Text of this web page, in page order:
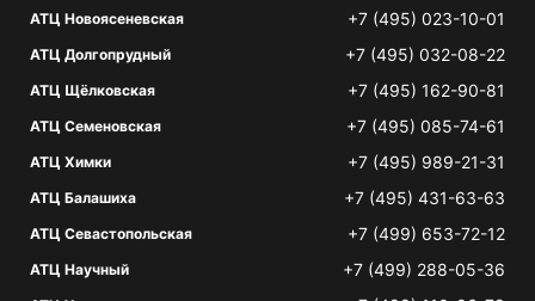
АТЦ Новоясеневская +7 (495) 023-10-01
АТЦ Долгопрудный +7 (495) 032-08-22
АТЦ Щёлковская +7 (495) 162-90-81
АТЦ Семеновская +7 (495) 085-74-61
АТЦ Химки +7 (495) 989-21-31
АТЦ Балашиха +7 (495) 431-63-63
АТЦ Севастопольская +7 (499) 653-72-12
АТЦ Научный +7 (499) 288-05-36